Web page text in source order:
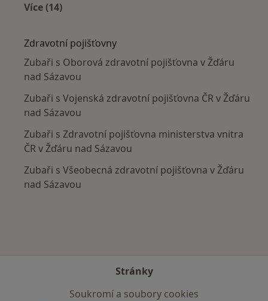
Více (14)
Zdravotní pojišťovny
Zubaři s Oborová zdravotní pojišťovna v Žďáru
nad Sázavou
Zubaři s Vojenská zdravotní pojišťovna ČR v Žďáru
nad Sázavou
Zubaři s Zdravotní pojišťovna ministerstva vnitra
ČR v Žďáru nad Sázavou
Zubaři s Všeobecná zdravotní pojišťovna v Žďáru
nad Sázavou
Stránky
Soukromí a soubory cookies